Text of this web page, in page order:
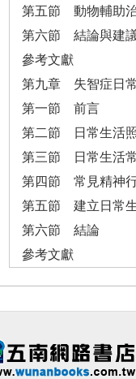
第五節 動物輔助
第六節 結論與建
參考文獻
第九章 失智症日
第一節 前言
第二節 日常生活
第三節 日常生活
第四節 常見精神
第五節 建立日常
第六節 結論
參考文獻